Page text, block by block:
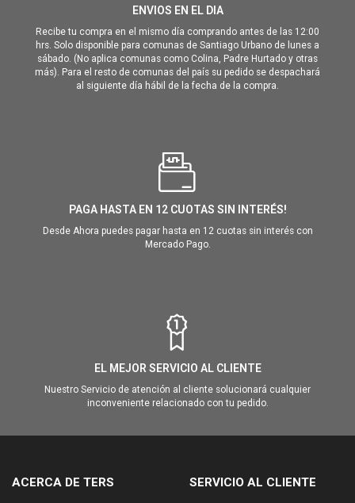
ENVIOS EN EL DIA
Recibe tu compra en el mismo día comprando antes de las 12:00
hrs. Solo disponible para comunas de Santiago Urbano de lunes a
sábado. (No aplica comunas como Colina, Padre Hurtado y otras
más). Para el resto de comunas del país su pedido se despachará
al siguiente día hábil de la fecha de la compra.
PAGA HASTA EN 12 CUOTAS SIN INTERÉS!
Desde Ahora puedes pagar hasta en 12 cuotas sin interés con
Mercado Pago.
EL MEJOR SERVICIO AL CLIENTE
Nuestro Servicio de atención al cliente solucionará cualquier
inconveniente relacionado con tu pedido.
ACERCA DE TERS SERVICIO AL CLIENTE